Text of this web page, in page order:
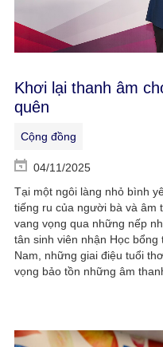
Khơi lại thanh âm
quên
Cộng đồng
04/11/2025
Tại một ngôi làng nhỏ bình
tiếng ru của người bà và âm
vang vọng qua những nếp
tân sinh viên nhận Học
Nam, những giai điệu tuổi
vọng bảo tồn những âm